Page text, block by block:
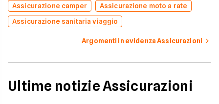
Assicurazione camper
Assicurazione moto a rate
Assicurazione sanitaria viaggio
Argomenti in evidenza Assicurazioni
Ultime notizie Assicurazioni